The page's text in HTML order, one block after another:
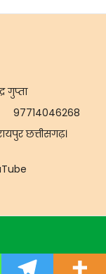
गुप्ता
97714046268
छत्तीसगढ़।